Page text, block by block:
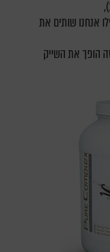
אנחנו שותים את
הופך את השייק